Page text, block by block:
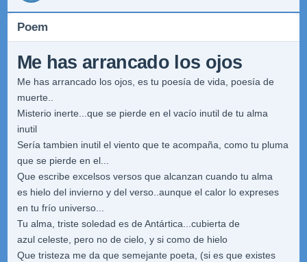
Poem
Me has arrancado los ojos
Me has arrancado los ojos, es tu poesía de vida, poesía de
muerte..
Misterio inerte...que se pierde en el vacío inutil de tu alma
inutil
Sería tambien inutil el viento que te acompaña, como tu pluma
que se pierde en el...
Que escribe excelsos versos que alcanzan cuando tu alma
es hielo del invierno y del verso..aunque el calor lo expreses
en tu frío universo...
Tu alma, triste soledad es de Antártica...cubierta de
azul celeste, pero no de cielo, y si como de hielo
Que tristeza me da que semejante poeta, (si es que existes